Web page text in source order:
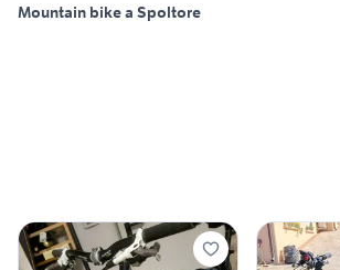
Mountain bike a Spoltore